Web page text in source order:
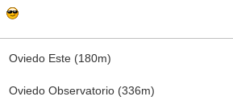
Oviedo Este (180m)
Oviedo Observatorio (336m)